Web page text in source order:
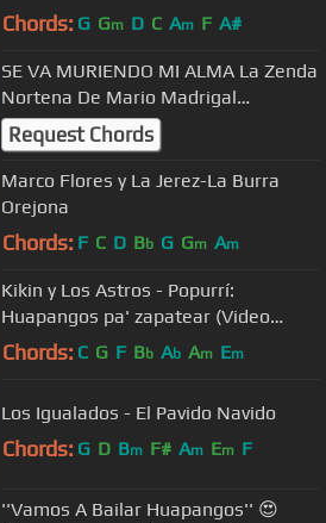
Teotihuacan
Chords: G Gm D C Am F A#
SE VA MURIENDO MI ALMA La Zenda
Nortena De Mario Madrigal
Exvocalista de Atardecer
Request Chords
Marco Flores y La Jerez-La Burra
Orejona
Chords: F C D Bb G Gm Am
Kikin y Los Astros - Popurrí:
Huapangos pa' zapatear (Video
Oficial)
Chords: C G F Bb Ab Am Em
Los Igualados - El Pavido Navido
Chords: G D Bm F# Am Em F
''Vamos A Bailar Huapangos'' 😍